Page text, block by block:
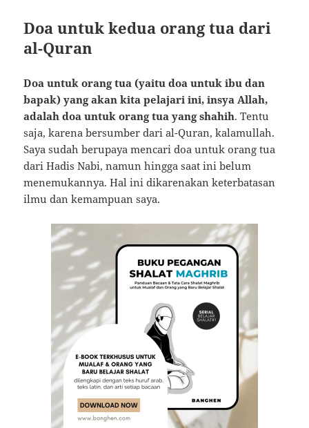
Doa untuk kedua orang tua dari
al-Quran
Doa untuk orang tua (yaitu doa untuk ibu dan
bapak) yang akan kita pelajari ini, insya Allah,
adalah doa untuk orang tua yang shahih. Tentu
saja, karena bersumber dari al-Quran, kalamullah.
Saya sudah berupaya mencari doa untuk orang tua
dari Hadis Nabi, namun hingga saat ini belum
menemukannya. Hal ini dikarenakan keterbatasan
ilmu dan kemampuan saya.